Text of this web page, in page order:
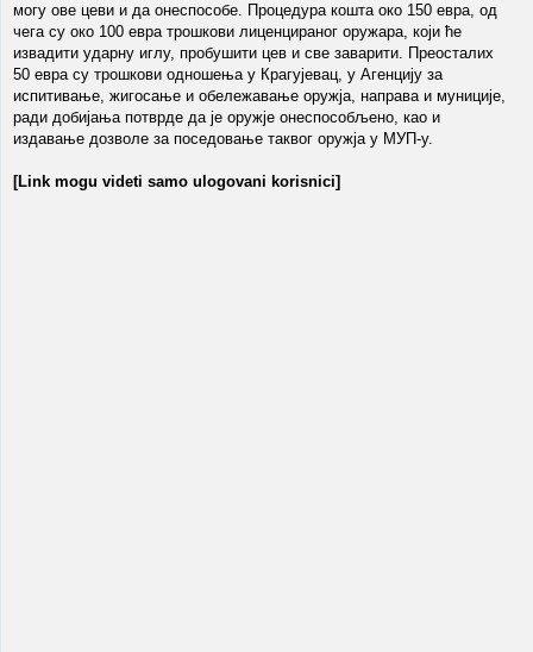
могу ове цеви и да онеспособе. Процедура кошта око 150 евра, од
чега су око 100 евра трошкови лиценцираног оружара, који ће
извадити ударну иглу, пробушити цев и све заварити. Преосталих
50 евра су трошкови одношења у Крагујевац, у Агенцију за
испитивање, жигосање и обележавање оружја, направа и муниције,
ради добијања потврде да је оружје онеспособљено, као и
издавање дозволе за поседовање таквог оружја у МУП-у.
[Link mogu videti samo ulogovani korisnici]